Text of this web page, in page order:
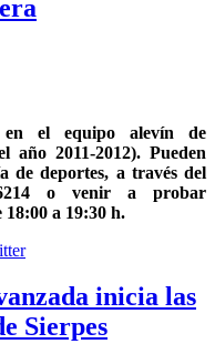
en el equipo alevín de
año 2011-2012). Pueden
de deportes, a través del
o venir a probar
18:00 a 19:30 h.
inicia las
Sierpes